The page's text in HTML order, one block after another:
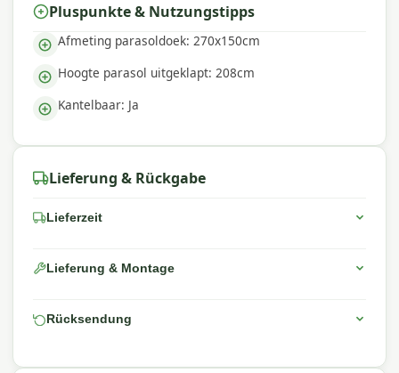
Pluspunkte & Nutzungstipps
Afmeting parasoldoek: 270x150cm
Hoogte parasol uitgeklapt: 208cm
Kantelbaar: Ja
Lieferung & Rückgabe
Lieferzeit
Lieferung & Montage
Rücksendung